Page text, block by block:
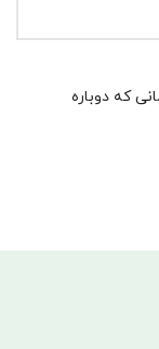
که دوباره